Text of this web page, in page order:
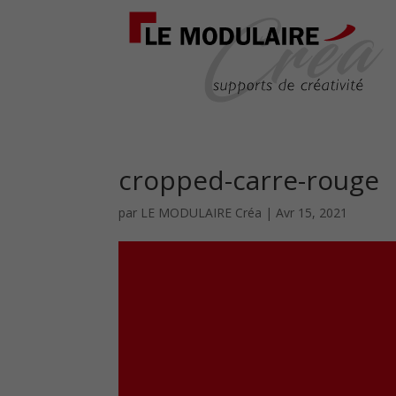
cropped-carre-rouge
par LE MODULAIRE Créa |Avr 15, 2021